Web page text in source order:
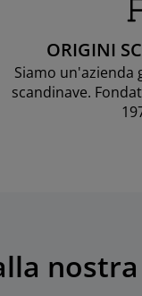
ORIGINI
Siamo un'azienda
scandinave.